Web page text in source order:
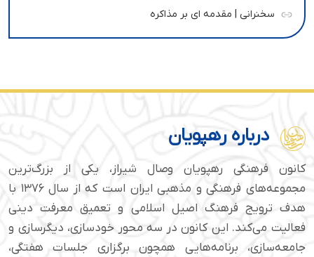
سخنرانی | مقدمه ای بر مذاکره
درباره رهپویان
کانون فرهنگی رهپویان وصال شیراز، یکی از بزرگ‌ترین
مجموعه‌های فرهنگی و مذهبی ایران است که از سال ۱۳۷۶ با
هدف ترویج فرهنگ اصیل اسلامی و تعمیق معرفت دینی
فعالیت می‌کند. این کانون در سه محور خودسازی، دیگرسازی و
جامعه‌سازی، برنامه‌هایی همچون برگزاری جلسات هفتگی،